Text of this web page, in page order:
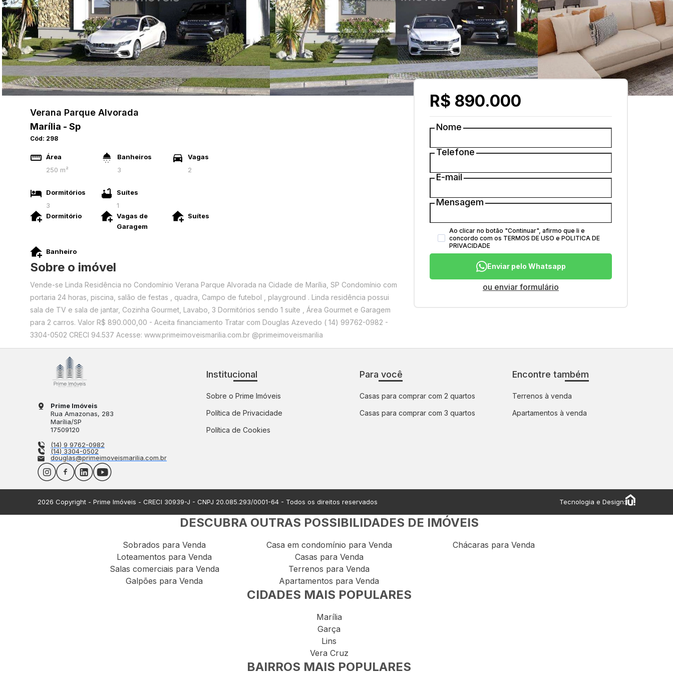
Verana Parque Alvorada
Marília - Sp
Cód: 298
Área
250 m²
Banheiros
3
Vagas
2
Dormitórios
3
Suítes
1
Dormitório
Vagas de
Garagem
Suítes
Banheiro
Sobre o imóvel
Vende-se Linda Residência no Condomínio Verana Parque Alvorada na Cidade de Marília, SP Condomínio com
portaria 24 horas, piscina, salão de festas , quadra, Campo de futebol , playground . Linda residência possui
sala de TV e sala de jantar, Cozinha Gourmet, Lavabo, 3 Dormitórios sendo 1 suíte , Área Gourmet e Garagem
para 2 carros. Valor R$ 890.000,00 - Aceita financiamento Tratar com Douglas Azevedo ( 14) 99762-0982 -
3304-0502 CRECI 94.537 Acesse: www.primeimoveismarilia.com.br @primeimoveismarilia
R$ 890.000
Nome
Telefone
E-mail
Mensagem
Ao clicar no botão "Continuar", afirmo que li e
concordo com os TERMOS DE USO e POLITICA DE
PRIVACIDADE
Enviar pelo Whatsapp
ou enviar formulário
Prime Imóveis
Rua Amazonas, 283
Marília/SP
17509120
(14) 9 9762-0982
(14) 3304-0502
douglas@primeimoveismarilia.com.br
Institucional
Sobre o Prime Imóveis
Política de Privacidade
Política de Cookies
Para você
Casas para comprar com 2 quartos
Casas para comprar com 3 quartos
Encontre também
Terrenos à venda
Apartamentos à venda
2026 Copyright - Prime Imóveis - CRECI 30939-J - CNPJ 20.085.293/0001-64 - Todos os direitos reservados Tecnologia e Design:
DESCUBRA OUTRAS POSSIBILIDADES DE IMÓVEIS
Sobrados para Venda
Loteamentos para Venda
Salas comerciais para Venda
Galpões para Venda
Casa em condomínio para Venda
Casas para Venda
Terrenos para Venda
Apartamentos para Venda
Chácaras para Venda
CIDADES MAIS POPULARES
Marília
Garça
Lins
Vera Cruz
BAIRROS MAIS POPULARES